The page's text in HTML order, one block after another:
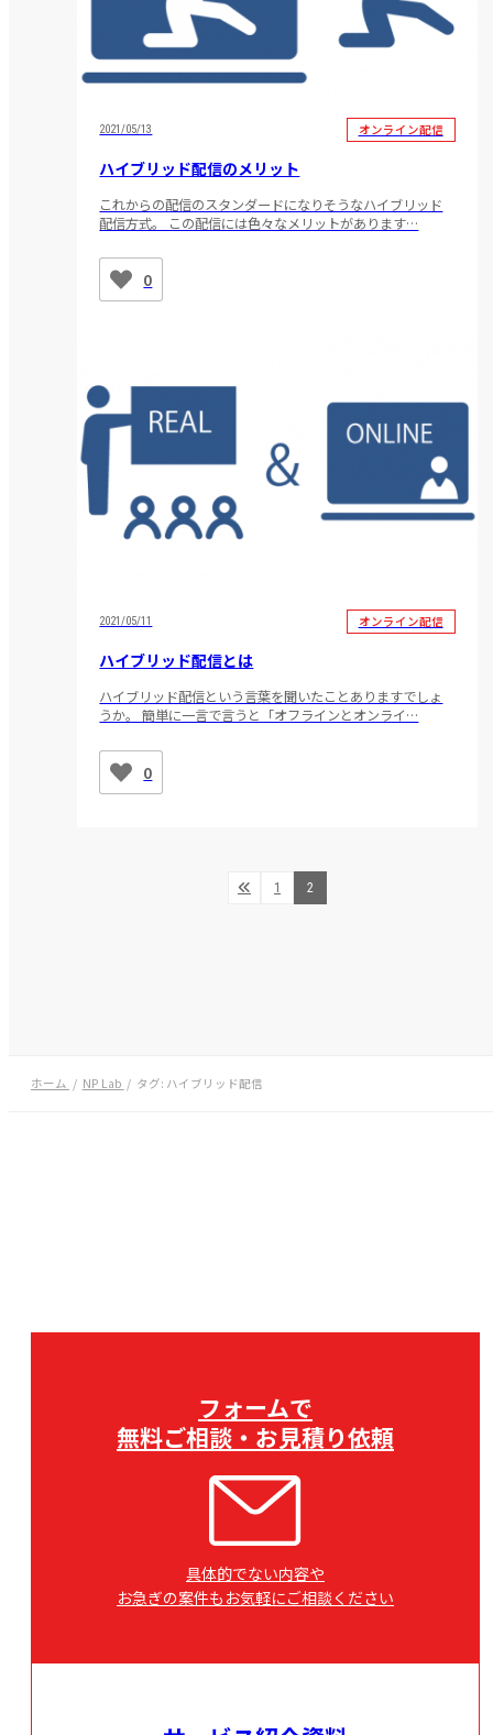
2021/05/13 オンライン配信
ハイブリッド配信のメリット
これからの配信のスタンダードになりそうなハイブリッド
配信方式。 この配信には色々なメリットがあります…
0
2021/05/11 オンライン配信
ハイブリッド配信とは
ハイブリッド配信という言葉を聞いたことありますでしょ
うか。 簡単に一言で言うと「オフラインとオンライ…
0
1 2
ホーム NP Lab タグ: ハイブリッド配信
フォームで
無料ご相談・お見積り依頼
具体的でない内容や
お急ぎの案件もお気軽にご相談ください